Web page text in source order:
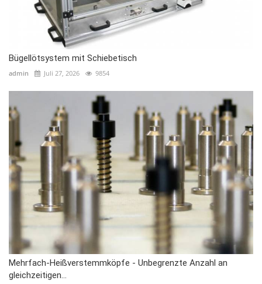
Bügellötsystem mit Schiebetisch
admin Juli 27, 2026 9854
Mehrfach-Heißverstemmköpfe - Unbegrenzte Anzahl an
gleichzeitigen...